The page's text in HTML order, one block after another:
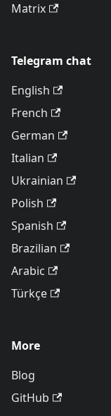
Matrix
Telegram chat
English
French
German
Italian
Ukrainian
Polish
Spanish
Brazilian
Arabic
Türkçe
More
Blog
GitHub